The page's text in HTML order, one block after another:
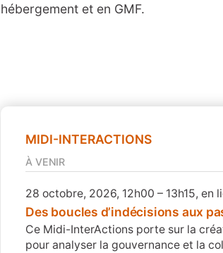
hébergement et en GMF.
MIDI-INTERACTIONS
À VENIR
28 octobre, 2026, 12h00 – 13h15, en
Des boucles d’indécisions aux
Ce Midi-InterActions porte sur la
pour analyser la gouvernance et la